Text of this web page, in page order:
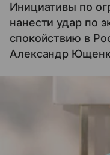
Инициативы по
нанести удар по
спокойствию в
Александр